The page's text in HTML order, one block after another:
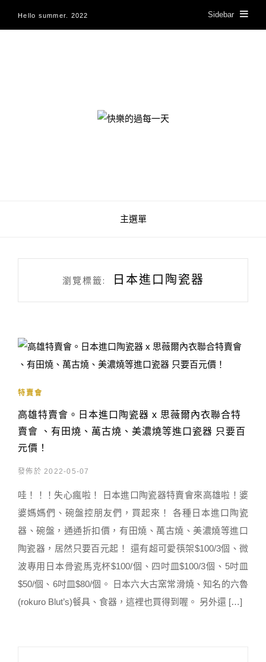
Hello summer. 2022 Sidebar
快樂的過每一天
主選單
瀏覽標籤: 日本進口陶瓷器
特賣會
高雄特賣會。日本進口陶瓷器 x 思薇爾內衣聯合特
賣會 、有田燒、萬古燒、美濃燒等進口瓷器 只要百
元價！
發佈於 2022-05-07
哇！！！失心瘋啦！ 日本進口陶瓷器特賣會來高雄啦！婆
婆媽媽們、碗盤控朋友們，買起來！ 各種日本進口陶瓷
器、碗盤，通通折扣價，有田燒、萬古燒、美濃燒等進口
陶瓷器，居然只要百元起！ 還有超可愛筷架$100/3個、微
波專用日本骨瓷馬克杯$100/個、四吋皿$100/3個、5吋皿
$50/個、6吋皿$80/個。 日本六大古窯常滑燒、知名的六魯
(rokuro Blut’s)餐具、食器，這裡也買得到喔。 另外還 […]